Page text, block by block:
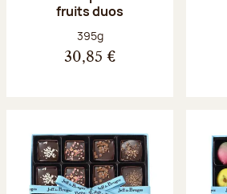
fruits duos
Poids net :
395g
30,85 €